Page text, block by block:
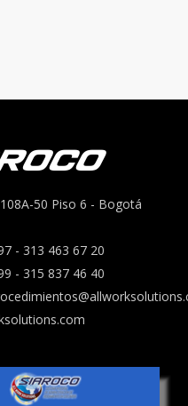
50 Piso 6 - Bogotá
- 313 463 67 20
- 315 837 46 40